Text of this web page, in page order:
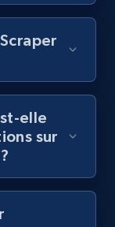
gratuit
Final
gratuit
elle
sur